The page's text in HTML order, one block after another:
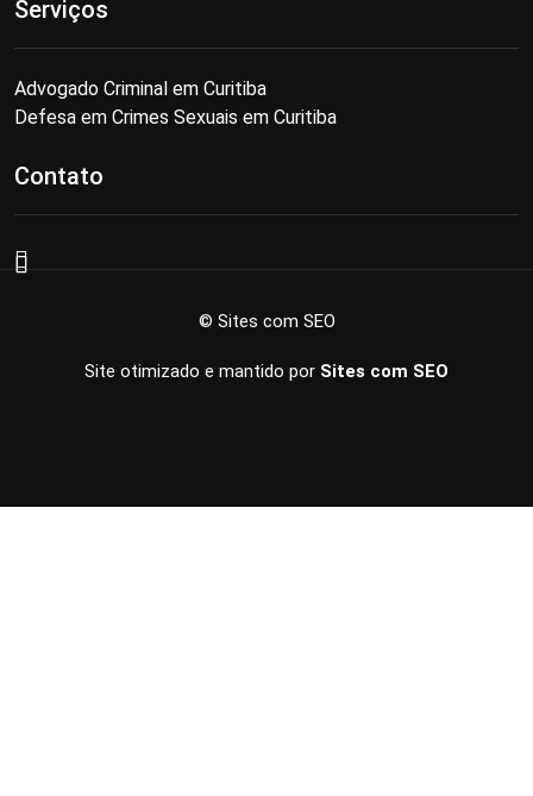
Serviços
Advogado Criminal em Curitiba
Defesa em Crimes Sexuais em Curitiba
Contato
© Sites com SEO
Site otimizado e mantido por Sites com SEO